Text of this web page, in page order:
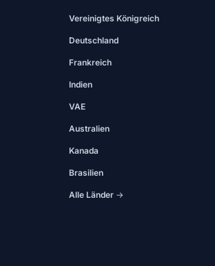
Vereinigtes Königreich
Deutschland
Frankreich
Indien
VAE
Australien
Kanada
Brasilien
Alle Länder →